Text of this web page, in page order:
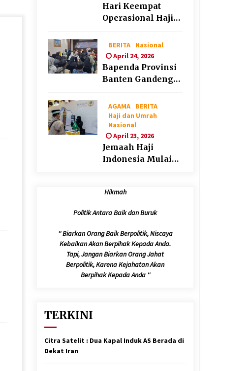
Hari Keempat
Operasional Haji
Jemaah Telah
Diberangkatkan
BERITA
Nasional
April 24, 2026
Bapenda Provinsi
Banten Gandeng
Penyuluhan
Optimalisasi Pajak
Daerah di Kota
Tangerang
AGAMA
BERITA
Haji dan Umrah
Nasional
April 23, 2026
Jemaah Haji
Indonesia Mulai
Layanan Kian
Terintegrasi
Hikmah
Politik Antara Baik dan Buruk
'' Biarkan Orang Baik Berpolitik, Niscaya
Kebaikan Akan Berpihak Kepada Anda.
Tapi, Jangan Biarkan Orang Jahat
Berpolitik, Karena Kejahatan Akan
Berpihak Kepada Anda ''
TERKINI
Citra Satelit : Dua Kapal Induk AS Berada di
Dekat Iran